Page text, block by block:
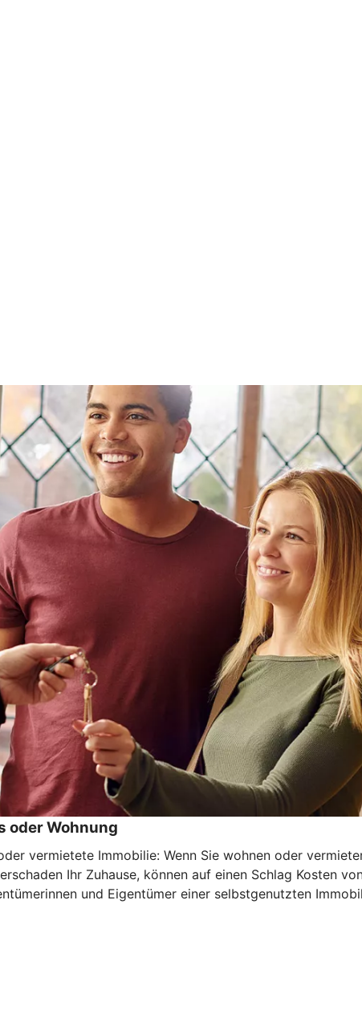
oder Wohnung
vermietete Immobilie: Wenn Sie wohnen oder
Ihr Zuhause, können auf einen Schlag Kosten
und Eigentümer einer selbstgenutzten